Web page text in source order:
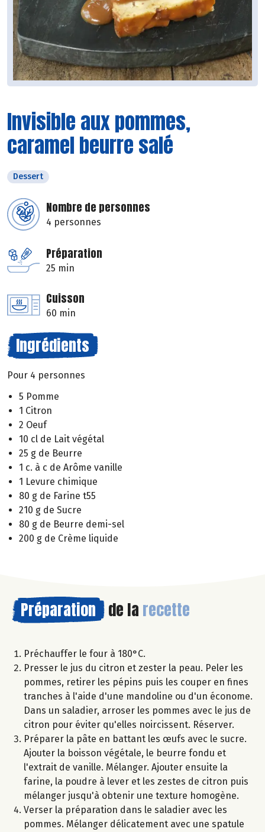
Invisible aux pommes,
caramel beurre salé
Dessert
Nombre de personnes
4 personnes
Préparation
25 min
Cuisson
60 min
Ingrédients
Pour 4 personnes
5 Pomme
1 Citron
2 Oeuf
10 cl de Lait végétal
25 g de Beurre
1 c. à c de Arôme vanille
1 Levure chimique
80 g de Farine t55
210 g de Sucre
80 g de Beurre demi-sel
200 g de Crème liquide
Préparation de la recette
Préchauffer le four à 180°C.
Presser le jus du citron et zester la peau. Peler les
pommes, retirer les pépins puis les couper en fines
tranches à l'aide d'une mandoline ou d'un économe.
Dans un saladier, arroser les pommes avec le jus de
citron pour éviter qu'elles noircissent. Réserver.
Préparer la pâte en battant les œufs avec le sucre.
Ajouter la boisson végétale, le beurre fondu et
l'extrait de vanille. Mélanger. Ajouter ensuite la
farine, la poudre à lever et les zestes de citron puis
mélanger jusqu'à obtenir une texture homogène.
Verser la préparation dans le saladier avec les
pommes. Mélanger délicatement avec une spatule